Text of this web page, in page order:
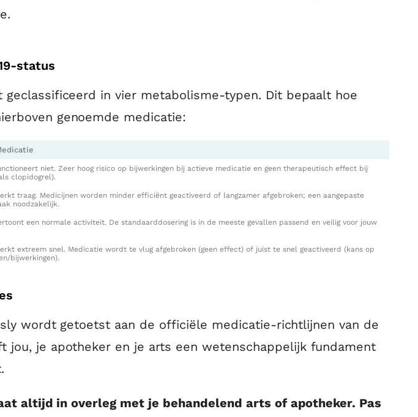
status
in vier metabolisme-typen. Dit bepaalt hoe
genoemde medicatie:
niet. Zeer hoog risico op bijwerkingen bij actieve medicatie en geen therapeutisch effect bij
clopidogrel).
traag. Medicijnen worden minder efficiënt geactiveerd of langzamer afgebroken; een aangepaste
noodzakelijk.
een normale activiteit. De standaarddosering is in de meeste gevallen passend en veilig voor jouw
extreem snel. Medicatie wordt te vlug afgebroken (geen effect) of juist te snel geactiveerd (kans op
bijwerkingen).
wordt getoetst aan de officiële medicatie-richtlijnen van de
jou, je apotheker en je arts een wetenschappelijk fundament
altijd in overleg met je behandelend arts of apotheker. Pas